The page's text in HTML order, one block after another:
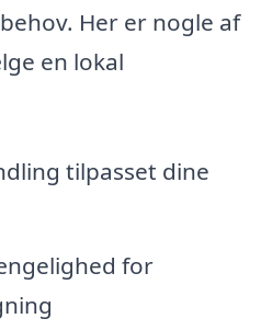
Her er nogle af
en lokal
tilpasset dine
for